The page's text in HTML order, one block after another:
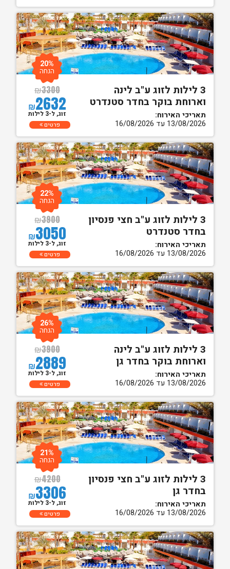
3 לילות לזוג ע"ב לינה
וארוחת בוקר בחדר סטנדרט
תאריכי האירוח:
13/08/2026 עד 16/08/2026
₪3300
₪2632
20%
הנחה
זוג, ל-3 לילות
פרטים
3 לילות לזוג ע"ב חצי פנסיון
בחדר סטנדרט
תאריכי האירוח:
13/08/2026 עד 16/08/2026
₪3900
₪3050
22%
הנחה
זוג, ל-3 לילות
פרטים
3 לילות לזוג ע"ב לינה
וארוחת בוקר בחדר גן
תאריכי האירוח:
13/08/2026 עד 16/08/2026
₪3900
₪2889
26%
הנחה
זוג, ל-3 לילות
פרטים
3 לילות לזוג ע"ב חצי פנסיון
בחדר גן
תאריכי האירוח:
13/08/2026 עד 16/08/2026
₪4200
₪3306
21%
הנחה
זוג, ל-3 לילות
פרטים